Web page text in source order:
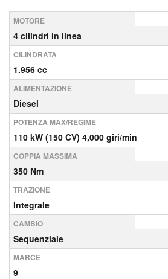
MOTORE
4 cilindri in linea
CILINDRATA
1.956 cc
ALIMENTAZIONE
Diesel
POTENZA MAX/REGIME
110 kW (150 CV) 4,000 giri/min
COPPIA MASSIMA
350 Nm
TRAZIONE
Integrale
CAMBIO
Sequenziale
MARCE
9